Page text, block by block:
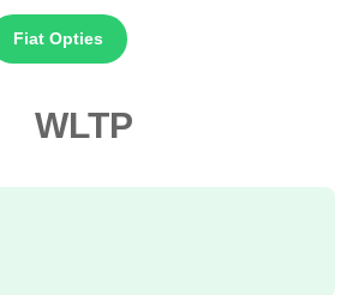
Fiat Opties
WLTP